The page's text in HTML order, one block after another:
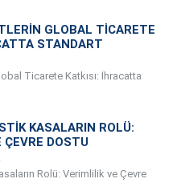
GLOBAL TICARETE
STANDART
Ticarete Katkısı: İhracatta
KASALARIN ROLÜ:
DOSTU
Rolü: Verimlilik ve Çevre